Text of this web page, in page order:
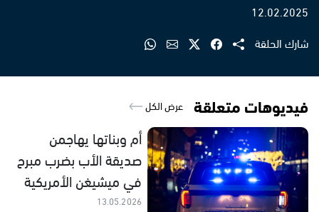
12.02.2025
شارك الحلقة
فيديوهات متعلقة عرض الكل
أم وبناتها يهاجمن
صديقة الأب بضرب مبرح
في ميشيغن الأمريكية
13.05.2026